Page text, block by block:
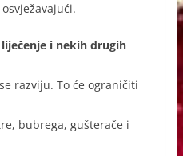
i nekih drugih
razviju. To će ograničiti
bubrega, gušterače i